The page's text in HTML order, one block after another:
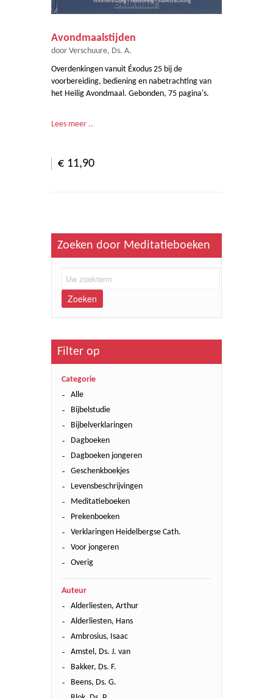
Avondmaalstijden
door Verschuure, Ds. A.
Overdenkingen vanuit Éxodus 25 bij de
voorbereiding, bediening en nabetrachting van
het Heilig Avondmaal. Gebonden, 75 pagina's.
Lees meer ..
€ 11,90
Zoeken door Meditatieboeken
Zoeken
Filter op
Categorie
Alle
Bijbelstudie
Bijbelverklaringen
Dagboeken
Dagboeken jongeren
Geschenkboekjes
Levensbeschrijvingen
Meditatieboeken
Prekenboeken
Verklaringen Heidelbergse Cath.
Voor jongeren
Overig
Auteur
Alderliesten, Arthur
Alderliesten, Hans
Ambrosius, Isaac
Amstel, Ds. J. van
Bakker, Ds. F.
Beens, Ds. G.